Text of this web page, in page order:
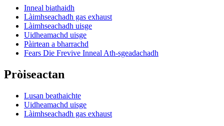
Inneal biathaidh
Làimhseachadh gas exhaust
Làimhseachadh uisge
Uidheamachd uisge
Pàirtean a bharrachd
Fears Die Frevive Inneal Ath-sgeadachadh
Pròiseactan
Lusan beathaichte
Uidheamachd uisge
Làimhseachadh gas exhaust